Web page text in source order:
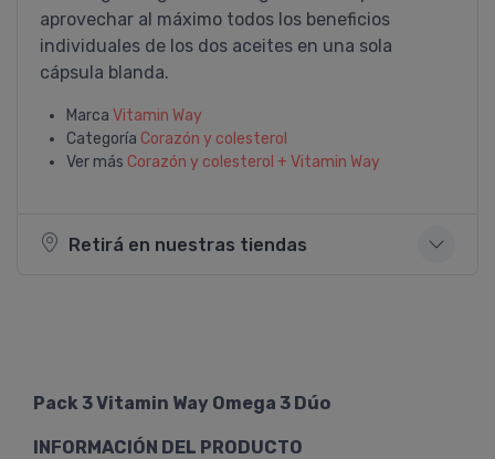
aprovechar al máximo todos los beneficios
individuales de los dos aceites en una sola
cápsula blanda.
Marca Vitamin Way
Categoría Corazón y colesterol
Ver más Corazón y colesterol + Vitamin Way
Retirá en nuestras tiendas
Pack 3 Vitamin Way Omega 3 Dúo
INFORMACIÓN DEL PRODUCTO